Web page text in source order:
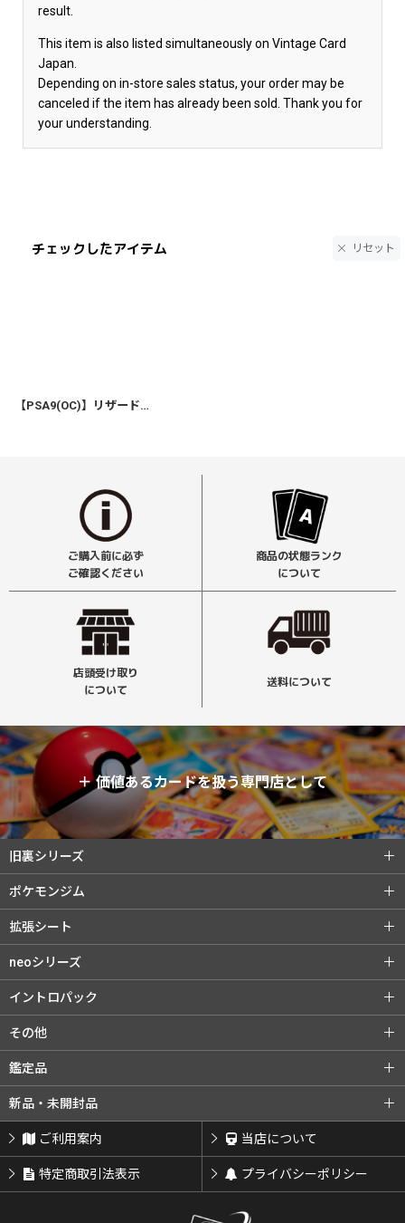
result.
This item is also listed simultaneously on Vintage Card
Japan.
Depending on in-store sales status, your order may be
canceled if the item has already been sold. Thank you for
your understanding.
チェックしたアイテム リセット
【PSA9(OC)】リザードン 初版
ご購入前に必ず
ご確認ください
商品の状態ランク
について
店頭受け取り
について
送料について
＋価値あるカードを扱う専門店として
ご利用案内 当店について
特定商取引法表示 プライバシーポリシー
旧裏シリーズ
旧裏シリーズ (全商品)
第1弾（★）
第3弾 化石の秘密
ポケモンジム
ポケモンジム (全商品)
第1弾 カスミ
第2弾 エリカ
闇からの挑戦
拡張シート
拡張シート (全商品)
第2弾 赤版
neoシリーズ
neoシリーズ (全商品)
第2弾 遺跡をこえて...
第4弾 闇、そして光へ...
プレミアムファイル3
イントロパック
イントロパック (全商品)
ゼニガメデッキ
チコリータデッキ
その他
その他 (全商品)
サザンアイランド
鑑定品
鑑定品 (全商品)
ARS鑑定品 その他鑑定品
新品・未開封品
新品・未開封品 (全商品) BOX・パック
サプライ類等